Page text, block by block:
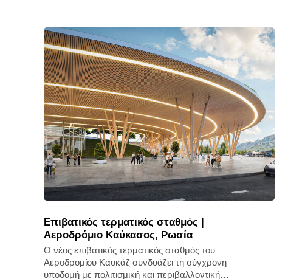
Επιβατικός τερματικός σταθμός |
Αεροδρόμιο Καύκασος, Ρωσία
Ο νέος επιβατικός τερματικός σταθμός του
Αεροδρομίου Καυκάζ συνδυάζει τη σύγχρονη
υποδομή με πολιτισμική και περιβαλλοντική…